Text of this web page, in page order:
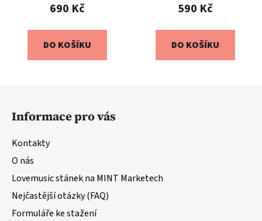
690 Kč
DO KOŠÍKU
590 Kč
DO KOŠÍKU
Informace pro vás
Kontakty
O nás
Lovemusic stánek na MINT Marketech
Nejčastější otázky (FAQ)
Formuláře ke stažení